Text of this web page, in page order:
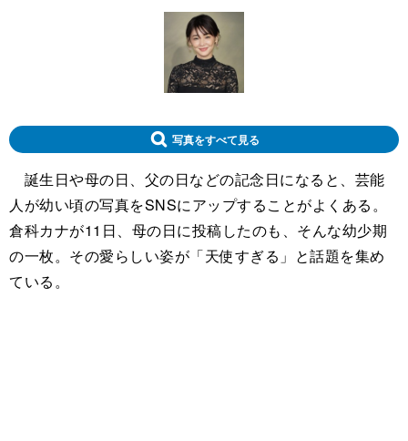
写真をすべて見る
誕生日や母の日、父の日などの記念日になると、芸能
人が幼い頃の写真をSNSにアップすることがよくある。
倉科カナが11日、母の日に投稿したのも、そんな幼少期
の一枚。その愛らしい姿が「天使すぎる」と話題を集め
ている。